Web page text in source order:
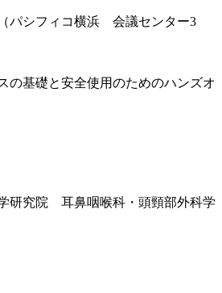
パシフィコ横浜 会議センター3
の基礎と安全使用のためのハンズオ
研究院 耳鼻咽喉科・頭頸部外科学